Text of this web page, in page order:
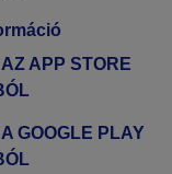
APP STORE
GOOGLE PLAY